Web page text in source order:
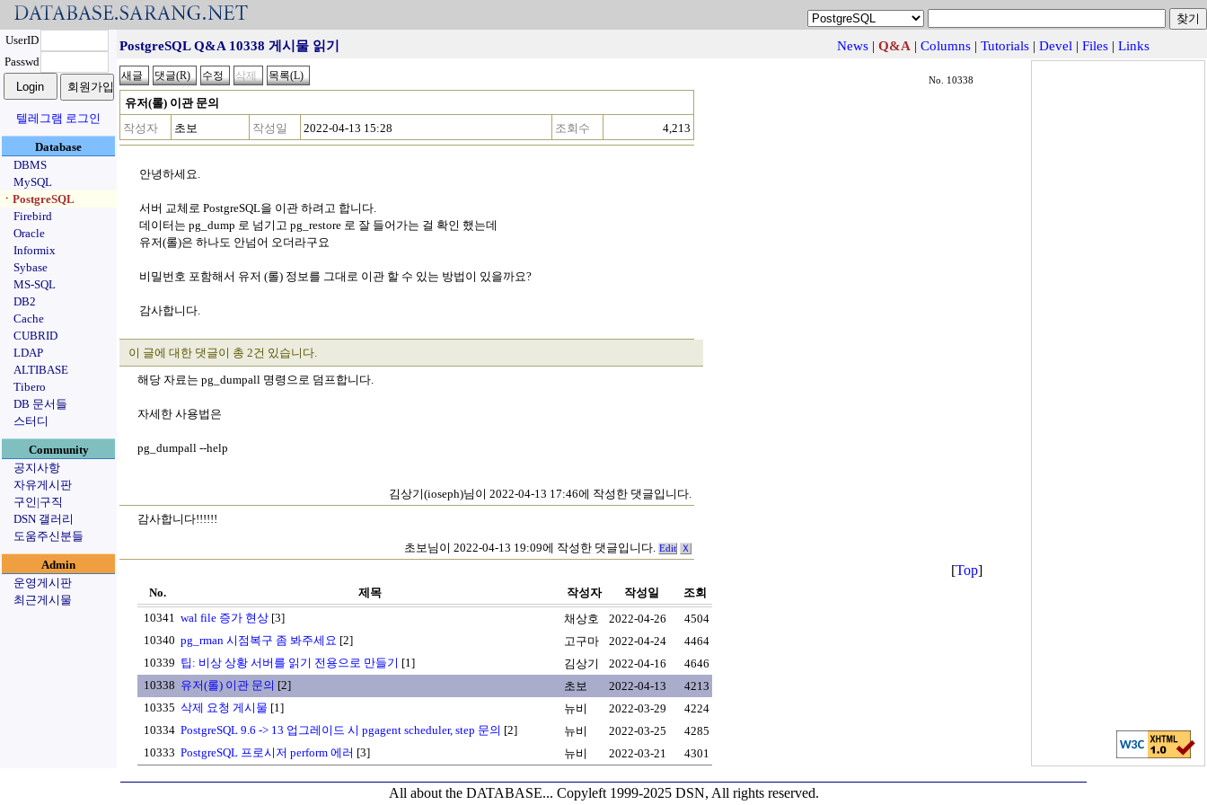
UserID
Passwd
텔레그램 로그인
Database
DBMS
MySQL
ㆍPostgreSQL
Firebird
Oracle
Informix
Sybase
MS-SQL
DB2
Cache
CUBRID
LDAP
ALTIBASE
Tibero
DB 문서들
스터디
Community
공지사항
자유게시판
구인|구직
DSN 갤러리
도움주신분들
Admin
운영게시판
최근게시물
PostgreSQL Q&A 10338 게시물 읽기 News | Q&A | Columns | Tutorials | Devel | Files | Links
No. 10338
유저(롤) 이관 문의
작성자
초보 작성일 2022-04-13 15:28 조회수 4,213
안녕하세요.
서버 교체로 PostgreSQL을 이관 하려고 합니다.
데이터는 pg_dump 로 넘기고 pg_restore 로 잘 들어가는 걸 확인 했는데
유저(롤)은 하나도 안넘어 오더라구요
비밀번호 포함해서 유저 (롤) 정보를 그대로 이관 할 수 있는 방법이 있을까요?
감사합니다.
이 글에 대한 댓글이 총 2건 있습니다.
해당 자료는 pg_dumpall 명령으로 덤프합니다.
자세한 사용법은
pg_dumpall --help
김상기(ioseph)님이 2022-04-13 17:46에 작성한 댓글입니다.
감사합니다!!!!!!
초보님이 2022-04-13 19:09에 작성한 댓글입니다. Edit Ｘ
[Top]
No. 제목 작성자 작성일
조회
10341 wal file 증가 현상 [3] 채상호 2022-04-26
4504
10340 pg_rman 시점복구 좀 봐주세요 [2] 고구마 2022-04-24
4464
10339 팁: 비상 상황 서버를 읽기 전용으로 만들기 [1] 김상기 2022-04-16
4646
10338 유저(롤) 이관 문의 [2] 초보 2022-04-13
4213
10335 삭제 요청 게시물 [1] 뉴비 2022-03-29
4224
10334 PostgreSQL 9.6 -> 13 업그레이드 시 pgagent scheduler, step 문의 [2] 뉴비 2022-03-25
4285
10333 PostgreSQL 프로시저 perform 에러 [3] 뉴비 2022-03-21 4301
All about the DATABASE... Copyleft 1999-2025 DSN, All rights reserved.